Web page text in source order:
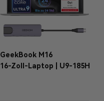
GeekBook M16
16-Zoll-Laptop | U9-185H